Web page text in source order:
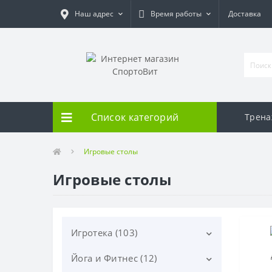
Наш адрес Время работы Доставка
Список категорий
Игровые столы
Игровые столы
Игротека (103)
Дартс (20)
Йога и Фитнес (12)